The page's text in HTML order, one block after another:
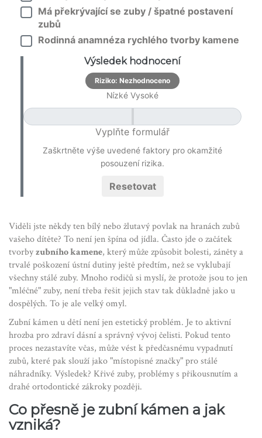
Má překrývající se zuby / špatné postavení
zubů
Rodinná anamnéza rychlého tvorby kamene
Výsledek hodnocení
Riziko: Nezhodnoceno
Nízké Vysoké
Vyplňte formulář
Zaškrtněte výše uvedené faktory pro okamžité
posouzení rizika.
Resetovat
Viděli jste někdy ten bílý nebo žlutavý povlak na hranách zubů
vašeho dítěte? To není jen špína od jídla. Často jde o začátek
tvorbyzubního kamene, který může způsobit bolesti, záněty a
trvalé poškození ústní dutiny ještě předtím, než se vyklubají
všechny stálé zuby. Mnoho rodičů si myslí, že protože jsou to jen
"mléčné" zuby, není třeba řešit jejich stav tak důkladně jako u
dospělých. To je ale velký omyl.
Zubní kámen u dětí není jen estetický problém. Je to aktivní
hrozba pro zdraví dásní a správný vývoj čelisti. Pokud tento
proces nezastavíte včas, může vést k předčasnému vypadnutí
zubů, které pak slouží jako "místopisné značky" pro stálé
náhradníky. Výsledek? Křivé zuby, problémy s přikousnutím a
drahé ortodontické zákroky později.
Co přesně je zubní kámen a jak
vzniká?